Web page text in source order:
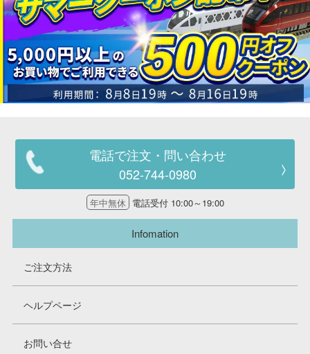
電話で注文・問い合わせ
052-744-0980
年中無休 電話受付 10:00～19:00
Infomation
ご注文方法
ヘルプページ
お問い合せ